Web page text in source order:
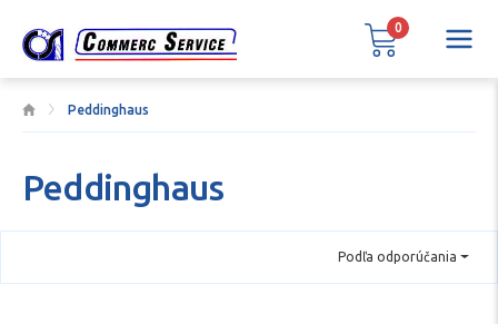
Peddinghaus
Peddinghaus
Podľa odporúčania
0